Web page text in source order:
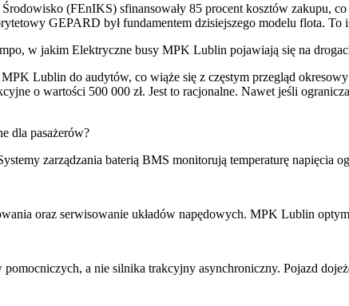
(FEnIKS) sfinansowały 85 procent kosztów zakupu,
GEPARD był fundamentem dzisiejszego modelu flota.
w jakim Elektryczne busy MPK Lublin pojawiają się na
Lublin do audytów, co wiąże się z częstym przegląd
o wartości 500 000 zł. Jest to racjonalne. Nawet jeśli
dla pasażerów?
zarządzania baterią BMS monitorują temperaturę napięcia
oraz serwisowanie układów napędowych. MPK Lublin
a nie silnika trakcyjny asynchroniczny. Pojazd